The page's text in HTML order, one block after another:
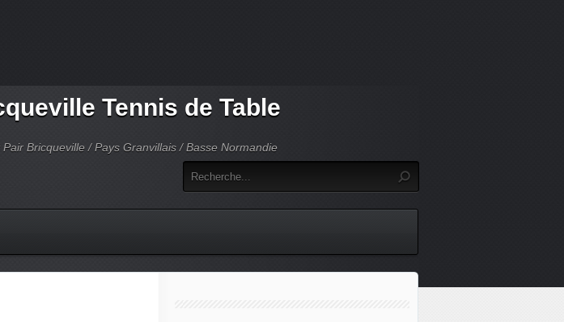
Tennis de Table
Bricqueville / Pays Granvillais / Basse Normandie